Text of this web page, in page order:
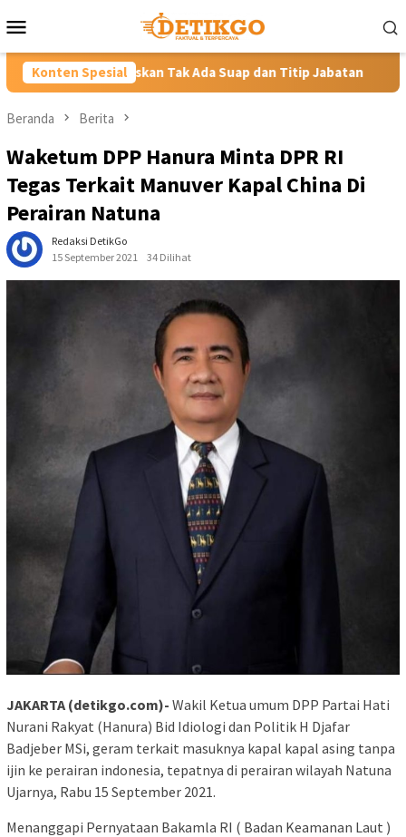
ke
Mobile
Konten Spesial
Ada Suap dan Titip Jabatan Gubernur YSK Rotasi
Beranda Berita
Waketum DPP Hanura Minta DPR RI
Tegas Terkait Manuver Kapal China Di
Perairan Natuna
Redaksi DetikGo
15 September 2021
34 Dilihat
JAKARTA (detikgo.com)- Wakil Ketua umum DPP Partai Hati
Nurani Rakyat (Hanura) Bid Idiologi dan Politik H Djafar
Badjeber MSi, geram terkait masuknya kapal kapal asing tanpa
ijin ke perairan indonesia, tepatnya di perairan wilayah Natuna
Ujarnya, Rabu 15 September 2021.
Menanggapi Pernyataan Bakamla RI ( Badan Keamanan Laut )